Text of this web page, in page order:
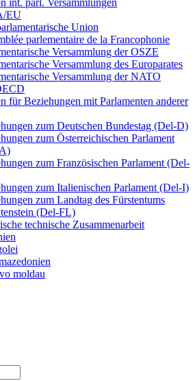
int. parl. Versammlungen
EU
Union
parlementaire de la Francophonie
Versammlung der OSZE
Versammlung des Europarates
Versammlung der NATO
für Beziehungen mit Parlamenten anderer
zum Deutschen Bundestag (Del-D)
zum Österreichischen Parlament
zum Französischen Parlament (Del-
zum Italienischen Parlament (Del-I)
zum Landtag des Fürstentums
(Del-FL)
technische Zusammenarbeit
moldau